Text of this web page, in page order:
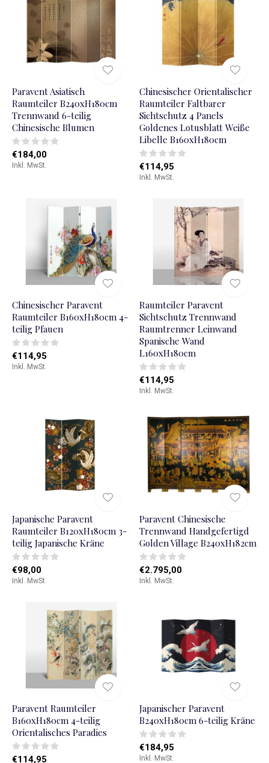
Paravent Asiatisch
Raumteiler B240xH180cm
Trennwand 6-teilig
Chinesische Blumen
€184,00
Inkl. MwSt.
Chinesischer Orientalischer
Raumteiler Faltbarer
Sichtschutz 4 Panels
Goldenes Lotusblatt Weiße
Libelle B160xH180cm
€114,95
Inkl. MwSt.
Chinesischer Paravent
Raumteiler B160xH180cm 4-
teilig Pfauen
€114,95
Inkl. MwSt.
Raumteiler Paravent
Sichtschutz Trennwand
Raumtrenner Leinwand
Spanische Wand
L160xH180cm
€114,95
Inkl. MwSt.
Japanische Paravent
Raumteiler B120xH180cm 3-
teilig Japanische Kräne
€98,00
Inkl. MwSt.
Paravent Chinesische
Trennwand Handgefertigd
Golden Village B240xH182cm
€2.795,00
Inkl. MwSt.
Paravent Raumteiler
B160xH180cm 4-teilig
Orientalisches Paradies
€114,95
Japanischer Paravent
B240xH180cm 6-teilig Kräne
€184,95
Inkl. MwSt.